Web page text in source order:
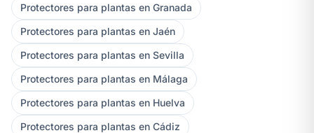
Protectores para plantas en Granada
Protectores para plantas en Jaén
Protectores para plantas en Sevilla
Protectores para plantas en Málaga
Protectores para plantas en Huelva
Protectores para plantas en Cádiz